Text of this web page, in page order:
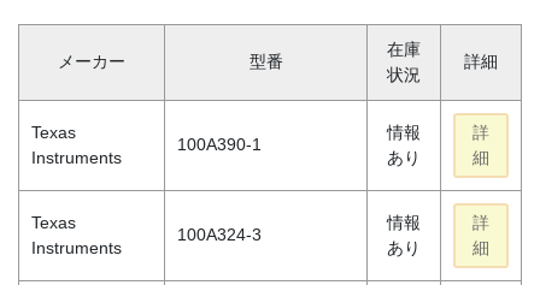
メーカー 型番
在庫
状況
詳細
Texas
Instruments
100A390-1
情報
あり
詳
細
Texas
Instruments
100A324-3
情報
あり
詳
細